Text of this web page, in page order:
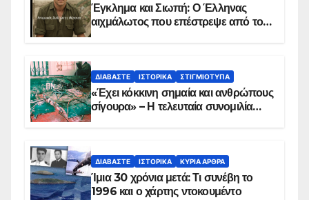
Έγκλημα και Σιωπή: Ο Έλληνας
αιχμάλωτος που επέστρεψε από το
ΔΙΑΒΆΣΤΕ ΙΣΤΟΡΙΚΆ ΣΤΙΓΜΙΌΤΥΠΑ
«Έχει κόκκινη σημαία και ανθρώπους
σίγουρα» – Η τελευταία συνομιλία
ΔΙΑΒΆΣΤΕ ΙΣΤΟΡΙΚΆ ΚΥΡΙΑ ΑΡΘΡΑ
Ίμια 30 χρόνια μετά: Τι συνέβη το
1996 και ο χάρτης ντοκουμέντο